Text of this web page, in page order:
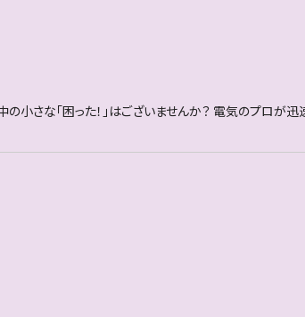
の小さな「困った！」はございませんか？ 電気のプロが